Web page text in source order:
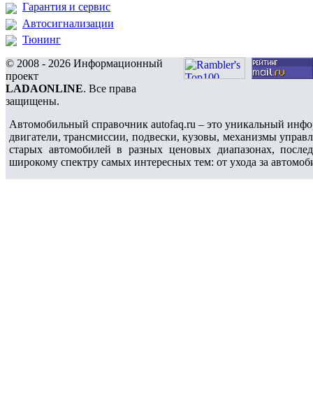
Гарантия и сервис
Автосигнализации
Тюнинг
© 2008 - 2026 Информационный
проект
LADAONLINE. Все права
защищены.
Автомобильный справочник autofaq.ru – это уникальный
двигатели, трансмиссии, подвески, кузовы, механизмы
старых автомобилей в разных ценовых диапазонах,
широкому спектру самых интересных тем: от ухода за